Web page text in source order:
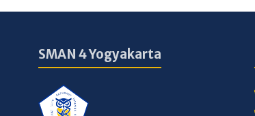
SMAN 4 Yogyakarta